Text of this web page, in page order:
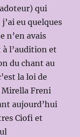
qui
eu quelques
n’en avais
l’audition et
du chant au
la loi de
Mirella Freni
aujourd’hui
Ciofi et